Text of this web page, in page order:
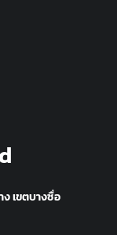
ง เขตบางซื่อ